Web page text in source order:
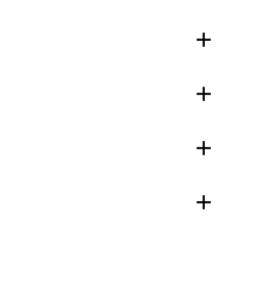



